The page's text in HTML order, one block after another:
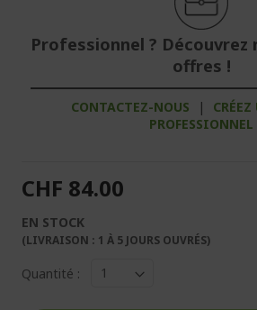
Professionnel ? Découvrez
offres !
CONTACTEZ-NOUS |
PROFESSIONNEL
CHF 84.00
EN STOCK
(LIVRAISON : 1 À 5 JOURS OUVRÉS)
Quantité :